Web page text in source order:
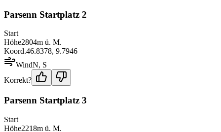
Parsenn Startplatz 2
Start
Höhe2804m ü. M.
Koord.46.8378, 9.7946
WindN, S
Korrekt?
Parsenn Startplatz 3
Start
Höhe2218m ü. M.